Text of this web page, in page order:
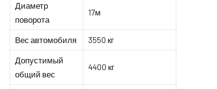
Диаметр
поворота
17м
Вес автомобиля 3550 кг
Допустимый
общий вес
4400 кг